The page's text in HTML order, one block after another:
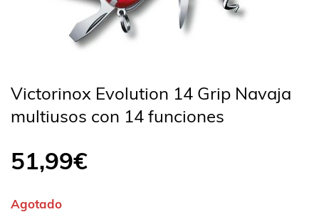
Victorinox Evolution 14 Grip Navaja
multiusos con 14 funciones
51,99€
Agotado